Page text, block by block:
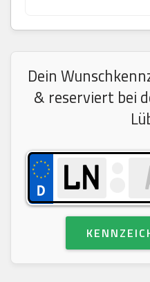
Dein
& reserviert bei